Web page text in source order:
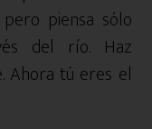
piensa sólo
del río. Haz
Ahora tú eres el